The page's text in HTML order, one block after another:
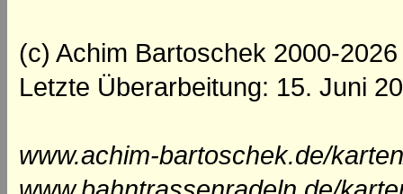
(c) Achim Bartoschek 2000-2026
Letzte Überarbeitung: 15. Juni
www.achim-bartoschek.de/